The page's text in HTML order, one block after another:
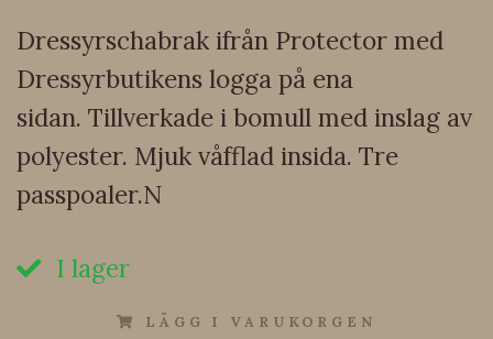
Dressyrschabrak ifrån Protector med
Dressyrbutikens logga på ena
sidan. Tillverkade i bomull med inslag av
polyester. Mjuk våfflad insida. Tre
passpoaler.N
I lager
LÄGG I VARUKORGEN